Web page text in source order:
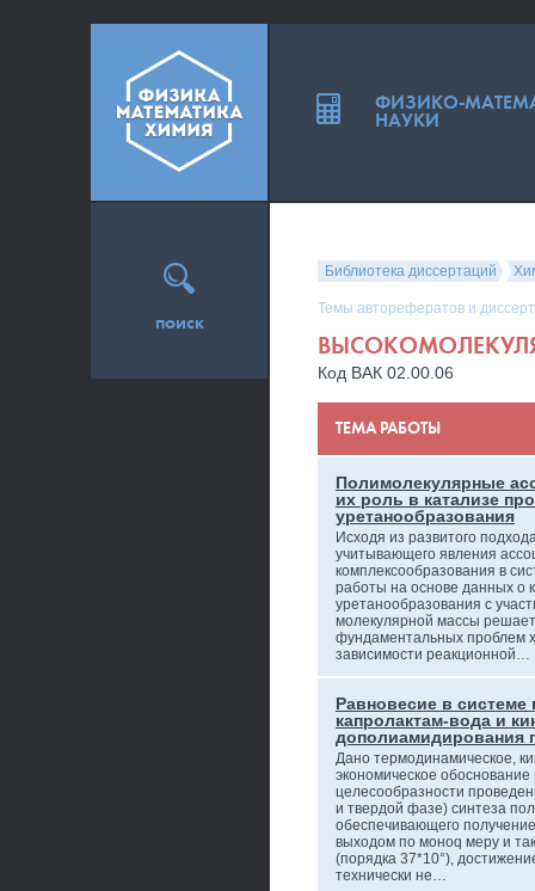
Библиотека диссертаций
Темы авторефератов и
Код ВАК 02.00.06
ТЕМА РАБОТЫ
Полимолекулярные
их роль в катализе
уретанообразования
Исходя из развитого
учитывающего явления
комплексообразования в
работы на основе данных о
уретанообразования с
молекулярной массы
фундаментальных проблем
зависимости реакционной…
Равновесие в системе
капролактам-вода и
дополиамидирования
Дано термодинамическое,
экономическое обоснование
целесообразности
и твердой фазе) синтеза
обеспечивающего
выходом по моноq меру и
(порядка 37*10°),
технически не…
поиск
ФИЗИКО-
НАУКИ